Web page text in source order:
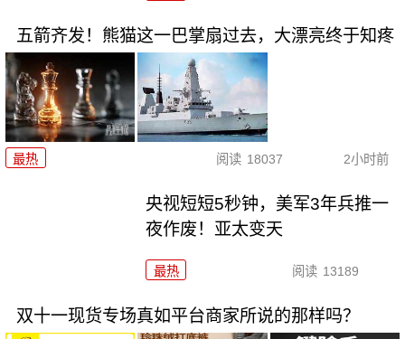
五箭齐发！熊猫这一巴掌扇过去，大漂亮终于知疼
最热 阅读 18037 2小时前
央视短短5秒钟，美军3年兵推一
夜作废！亚太变天
最热 阅读 13189
双十一现货专场真如平台商家所说的那样吗？